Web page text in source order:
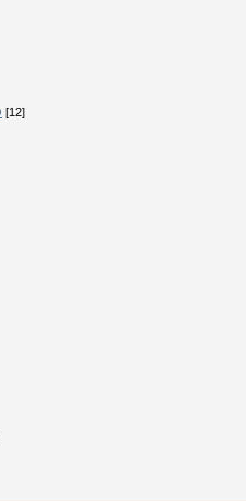
[12]